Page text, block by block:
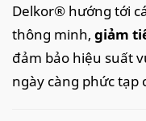
Delkor® hướng tới
thông minh, giảm
đảm bảo hiệu suất
ngày càng phức tạp